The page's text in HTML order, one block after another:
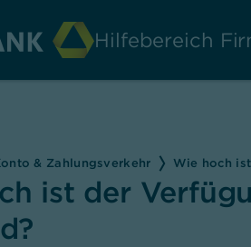
Hilfebereich
& Zahlungsverkehr Wie hoch
ist der